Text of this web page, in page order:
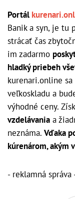
Portál kurenari
Banik a syn, je tu
strácať čas
im zadarmo
hladký priebeh
kurenari.online
veľkoskladu a
výhodné ceny.
vzdelávania a
neznáma. Vďaka
kúrenárom, akým
- reklamná správa